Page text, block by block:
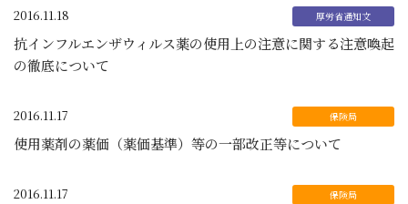
2016.11.18
抗インフルエンザウィルス薬の使用上の注意に関する注意喚起
の徹底について
2016.11.17
使用薬剤の薬価（薬価基準）等の一部改正等について
2016.11.17